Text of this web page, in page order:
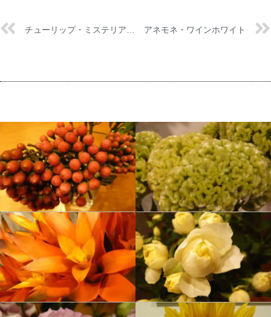
アネモネ・ワインホワイト